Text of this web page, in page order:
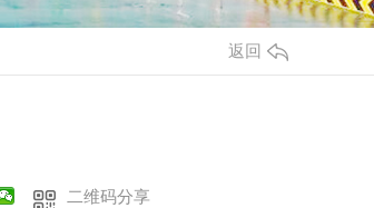
返回
二维码分享